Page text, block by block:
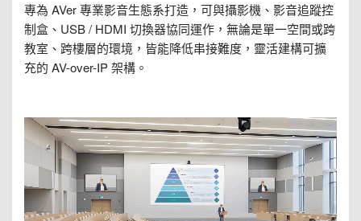
專為 AVer 專業影音生態系打造，可與攝影機、影音追蹤控
制盒、USB / HDMI 切換器協同運作，無論是單一空間或跨
教室、跨樓層的環境，皆能降低串接難度，靈活建構可擴
充的 AV-over-IP 架構。